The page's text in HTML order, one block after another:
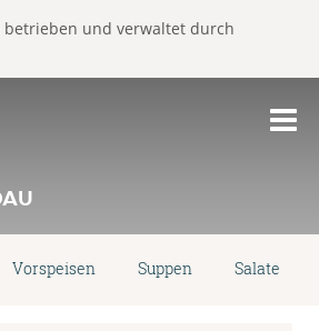
betrieben und verwaltet durch
Vorspeisen Suppen Salate